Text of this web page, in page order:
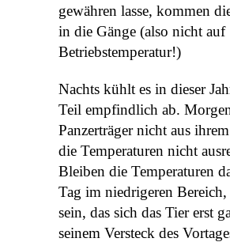
gewähren lasse, kommen
in die Gänge (also nicht auf
Betriebstemperatur!)
Nachts kühlt es in dieser
Teil empfindlich ab.
Panzerträger nicht aus
die Temperaturen nicht
Bleiben die Temperaturen
Tag im niedrigeren Bereich,
sein, das sich das Tier erst
seinem Versteck des